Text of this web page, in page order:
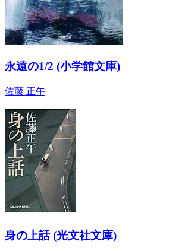
永遠の1/2 (小学館文庫)
佐藤 正午
身の上話 (光文社文庫)